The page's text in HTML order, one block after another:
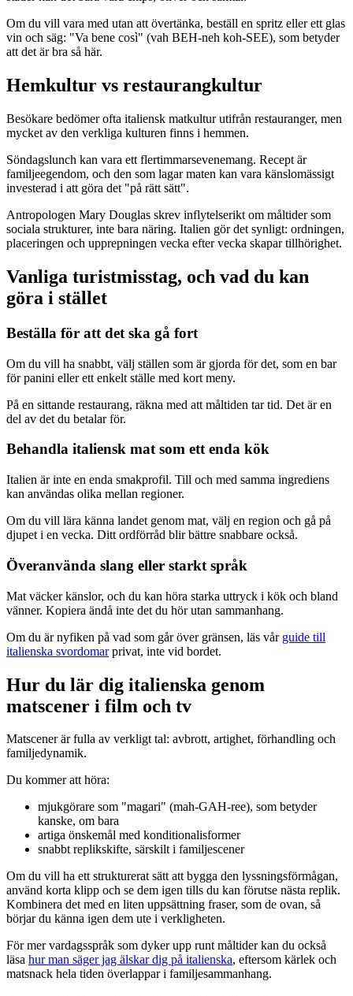
Om du vill vara med utan att övertänka, beställ en spritz eller ett glas
vin och säg: "Va bene così" (vah BEH-neh koh-SEE), som betyder
att det är bra så här.
Hemkultur vs restaurangkultur
Besökare bedömer ofta italiensk matkultur utifrån restauranger, men
mycket av den verkliga kulturen finns i hemmen.
Söndagslunch kan vara ett flertimmarsevenemang. Recept är
familjeegendom, och den som lagar maten kan vara känslomässigt
investerad i att göra det "på rätt sätt".
Antropologen Mary Douglas skrev inflytelserikt om måltider som
sociala strukturer, inte bara näring. Italien gör det synligt: ordningen,
placeringen och upprepningen vecka efter vecka skapar tillhörighet.
Vanliga turistmisstag, och vad du kan
göra i stället
Beställa för att det ska gå fort
Om du vill ha snabbt, välj ställen som är gjorda för det, som en bar
för panini eller ett enkelt ställe med kort meny.
På en sittande restaurang, räkna med att måltiden tar tid. Det är en
del av det du betalar för.
Behandla italiensk mat som ett enda kök
Italien är inte en enda smakprofil. Till och med samma ingrediens
kan användas olika mellan regioner.
Om du vill lära känna landet genom mat, välj en region och gå på
djupet i en vecka. Ditt ordförråd blir bättre snabbare också.
Överanvända slang eller starkt språk
Mat väcker känslor, och du kan höra starka uttryck i kök och bland
vänner. Kopiera ändå inte det du hör utan sammanhang.
Om du är nyfiken på vad som går över gränsen, läs vår guide till
italienska svordomarprivat, inte vid bordet.
Hur du lär dig italienska genom
matscener i film och tv
Matscener är fulla av verkligt tal: avbrott, artighet, förhandling och
familjedynamik.
Du kommer att höra:
mjukgörare som "magari" (mah-GAH-ree), som betyder
kanske, om bara
artiga önskemål med konditionalisformer
snabbt replikskifte, särskilt i familjescener
Om du vill ha ett strukturerat sätt att bygga den lyssningsförmågan,
använd korta klipp och se dem igen tills du kan förutse nästa replik.
Kombinera det med en liten uppsättning fraser, som de ovan, så
börjar du känna igen dem ute i verkligheten.
För mer vardagsspråk som dyker upp runt måltider kan du också
läsa hur man säger jag älskar dig på italienska, eftersom kärlek och
matsnack hela tiden överlappar i familjesammanhang.